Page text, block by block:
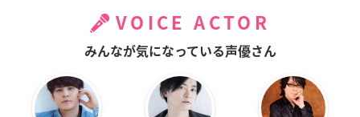
VOICE ACTOR
みんなが気になっている声優さん